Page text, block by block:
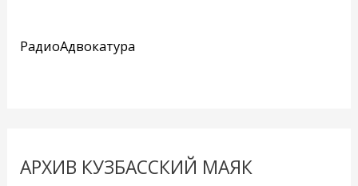
РадиоАдвокатура
АРХИВ КУЗБАССКИЙ МАЯК